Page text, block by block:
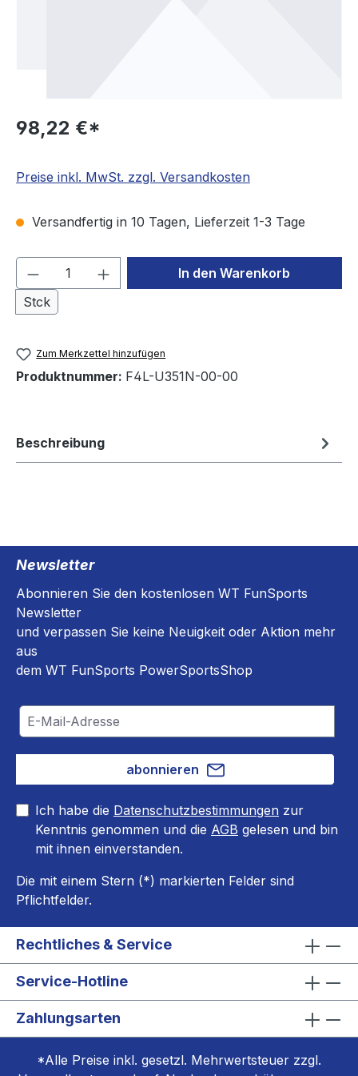
98,22 €*
Preise inkl. MwSt. zzgl. Versandkosten
Versandfertig in 10 Tagen, Lieferzeit 1-3 Tage
Produkt Anzahl: Gib den
Stck
In den Warenkorb
Zum Merkzettel hinzufügen
Produktnummer: F4L-U351N-00-00
Beschreibung
Newsletter
Abonnieren Sie den kostenlosen WT FunSports
Newsletter
und verpassen Sie keine Neuigkeit oder Aktion mehr
aus
dem WT FunSports PowerSportsShop
abonnieren
Ich habe die Datenschutzbestimmungen zur
Kenntnis genommen und die AGB gelesen und bin
mit ihnen einverstanden.
Die mit einem Stern (*) markierten Felder sind
Pflichtfelder.
Rechtliches & Service
Service-Hotline
Zahlungsarten
*Alle Preise inkl. gesetzl. Mehrwertsteuer zzgl.